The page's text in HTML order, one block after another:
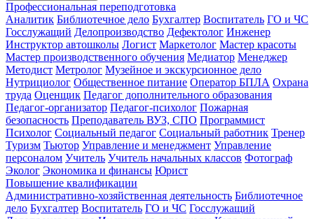
Профессиональная переподготовка
Аналитик Библиотечное дело Бухгалтер Воспитатель ГО и ЧС
Госслужащий Делопроизводство Дефектолог Инженер
Инструктор автошколы Логист Маркетолог Мастер красоты
Мастер производственного обучения Медиатор Менеджер
Методист Метролог Музейное и экскурсионное дело
Нутрициолог Общественное питание Оператор БПЛА Охрана
труда Оценщик Педагог дополнительного образования
Педагог-организатор Педагог-психолог Пожарная
безопасность Преподаватель ВУЗ, СПО Программист
Психолог Социальный педагог Социальный работник Тренер
Туризм Тьютор Управление и менеджмент Управление
персоналом Учитель Учитель начальных классов Фотограф
Эколог Экономика и финансы Юрист
Повышение квалификации
Административно-хозяйственная деятельность Библиотечное
дело Бухгалтер Воспитатель ГО и ЧС Госслужащий